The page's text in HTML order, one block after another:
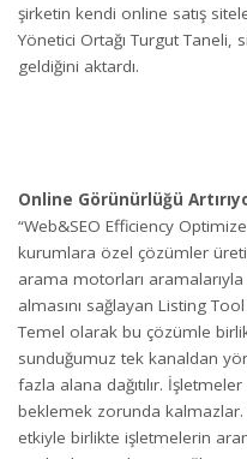
şirketin kendi online satış
Yönetici Ortağı Turgut Taneli,
geldiğini aktardı.
Online Görünürlüğü
“Web&SEO Efficiency
kurumlara özel çözümler
arama motorları
almasını sağlayan Listing
Temel olarak bu çözümle
sunduğumuz tek kanaldan
fazla alana dağıtılır.
beklemek zorunda kalmazlar.
etkiyle birlikte işletmelerin